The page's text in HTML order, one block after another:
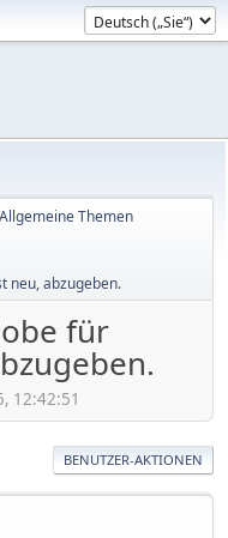
Allgemeine Themen
neu, abzugeben.
für
12:42:51
BENUTZER-AKTIONEN